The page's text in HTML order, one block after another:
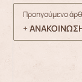
Προηγούμενο
+